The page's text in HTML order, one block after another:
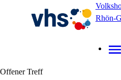
Rhön-
Offener Treff